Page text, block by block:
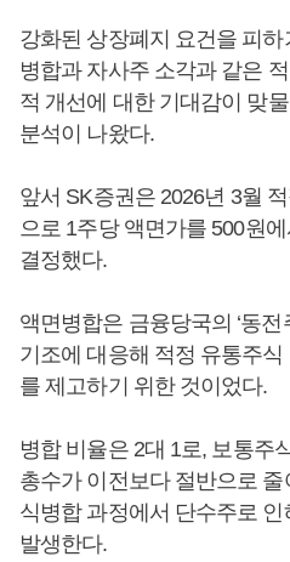
강화된 상장폐지 요건을 피
병합과 자사주 소각과 같은
적 개선에 대한 기대감이 맞
분석이 나왔다.
앞서 SK증권은 2026년 3월
으로 1주당 액면가를 500원
결정했다.
액면병합은 금융당국의 ‘동전
기조에 대응해 적정 유통주
를 제고하기 위한 것이었다.
병합 비율은 2대 1로, 보통주
총수가 이전보다 절반으로
식병합 과정에서 단수주로
발생한다.